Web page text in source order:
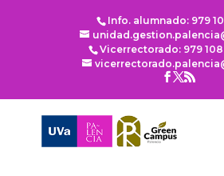
Info. alumnado: 979
Vicerrectorado: 979 108